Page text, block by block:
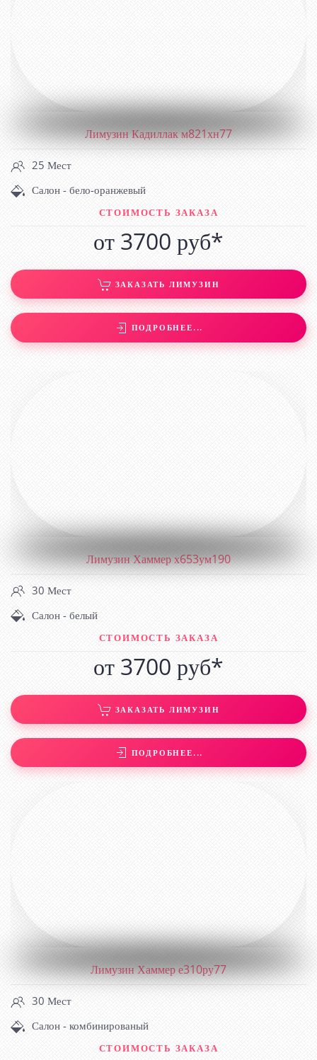
Лимузин Кадиллак м821хн77
25 Мест
Салон - бело-оранжевый
СТОИМОСТЬ ЗАКАЗА
от 3700 руб*
ЗАКАЗАТЬ ЛИМУЗИН
ПОДРОБНЕЕ...
Лимузин Хаммер х653ум190
30 Мест
Салон - белый
СТОИМОСТЬ ЗАКАЗА
от 3700 руб*
ЗАКАЗАТЬ ЛИМУЗИН
ПОДРОБНЕЕ...
Лимузин Хаммер е310ру77
30 Мест
Салон - комбинированый
СТОИМОСТЬ ЗАКАЗА